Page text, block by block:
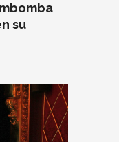
su